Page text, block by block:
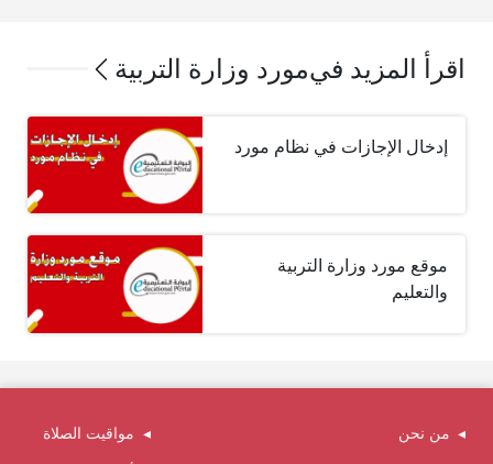
اقرأ المزيد فيمورد وزارة التربية
إدخال الإجازات في نظام مورد
موقع مورد وزارة التربية
والتعليم
من نحن مواقيت الصلاة